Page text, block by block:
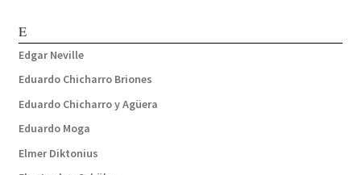
E
Edgar Neville
Eduardo Chicharro Briones
Eduardo Chicharro y Agüera
Eduardo Moga
Elmer Diktonius